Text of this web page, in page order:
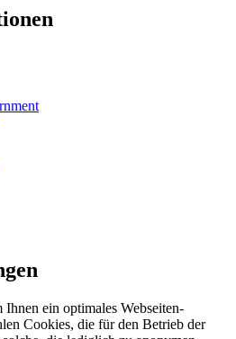
ein optimales Webseiten-
Cookies, die für den Betrieb der